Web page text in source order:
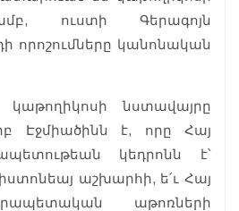
ուստի Գերագոյն
որոշումները կանոնական
կաթողիկոսի նստավայրը
Էջմիածինն է, որը Հայ
կեդրոնն է՝
աշխարհի, ե՛ւ Հայ
աթոռների